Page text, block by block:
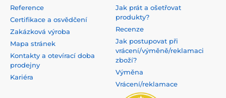
Reference
Certifikace a osvědčení
Zakázková výroba
Mapa stránek
Kontakty a otevírací doba
prodejny
Kariéra
Jak prát a ošetřovat
produkty?
Recenze
Jak postupovat při
vrácení/výměně/reklamaci
zboží?
Výměna
Vrácení/reklamace